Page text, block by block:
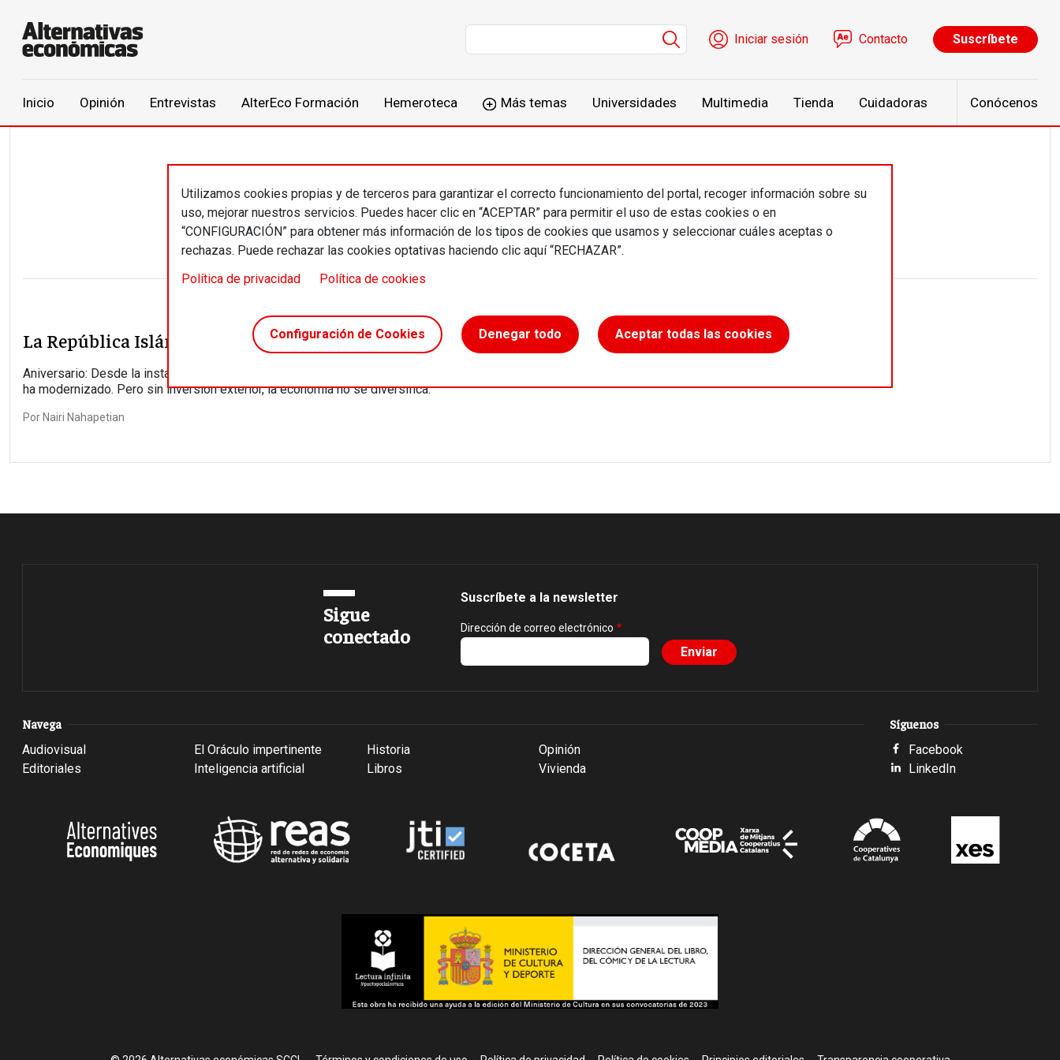
Menú de cuenta de usuario
Iniciar sesión Contacto Suscríbete
Inicio Opinión Entrevistas AlterEco Formación Hemeroteca Más temas Universidades Multimedia Tienda Cuidadoras Conócenos
Utilizamos cookies propias y de terceros para garantizar el correcto funcionamiento del portal, recoger información sobre su
uso, mejorar nuestros servicios. Puedes hacer clic en “ACEPTAR” para permitir el uso de estas cookies o en
“CONFIGURACIÓN” para obtener más información de los tipos de cookies que usamos y seleccionar cuáles aceptas o
rechazas. Puede rechazar las cookies optativas haciendo clic aquí “RECHAZAR”.
Política de privacidad
Política de cookies
Configuración de Cookies Denegar todo Aceptar todas las cookies
Nairi Nahapetian
La República Islámica ya tiene 40 años
Aniversario: Desde la instauración de la teocracia islámica en 1979, la sociedad iraní se
ha modernizado. Pero sin inversión exterior, la economía no se diversifica.
Por Nairi Nahapetian
Sigue
conectado
Suscríbete a la newsletter
Dirección de correo electrónico
Navega
Audiovisual
Editoriales
El Oráculo impertinente
Inteligencia artificial
Historia
Libros
Opinión
Vivienda
Síguenos
Facebook
LinkedIn
Footer